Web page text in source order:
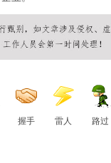
握手 雷人 路过